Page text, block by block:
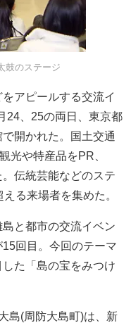
鼓のステージ
アピールする交流イ
24、25の両日、東京都
開かれた。国土交通
光や特産品をPR、
伝統芸能などのステ
る来場者を集めた。
と都市の交流イベン
回目。今回のテーマ
た「島の宝をみつけ
島(周防大島町)は、新